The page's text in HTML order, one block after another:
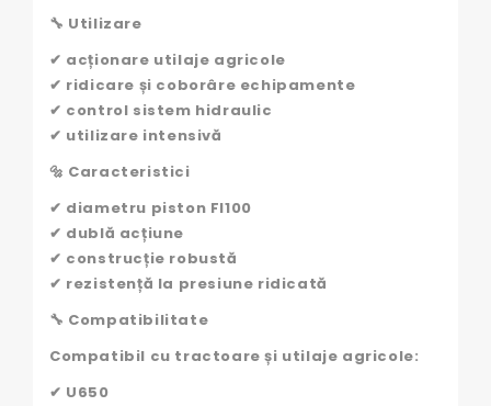
🔧 Utilizare
✔ acționare utilaje agricole
✔ ridicare și coborâre echipamente
✔ control sistem hidraulic
✔ utilizare intensivă
🔩 Caracteristici
✔ diametru piston FI100
✔ dublă acțiune
✔ construcție robustă
✔ rezistență la presiune ridicată
🔧 Compatibilitate
Compatibil cu tractoare și utilaje agricole:
✔ U650